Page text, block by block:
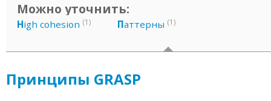
Можно уточнить:
High cohesion (1) Паттерны (1)
Принципы GRASP